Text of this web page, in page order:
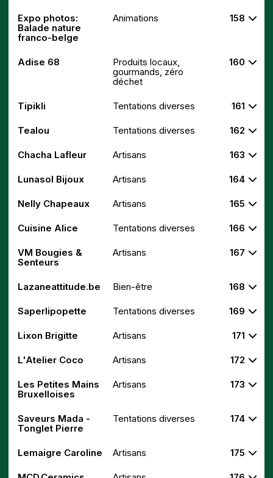
Expo photos:
Balade nature
franco-belge
Animations 158
Adise 68
Produits locaux,
gourmands, zéro
déchet
160
Tipikli Tentations diverses 161
Tealou Tentations diverses 162
Chacha Lafleur Artisans 163
Lunasol Bijoux Artisans 164
Nelly Chapeaux Artisans 165
Cuisine Alice Tentations diverses 166
VM Bougies &
Senteurs
Artisans 167
Lazaneattitude.be Bien-être 168
Saperlipopette Tentations diverses 169
Lixon Brigitte Artisans 171
L'Atelier Coco Artisans 172
Les Petites Mains
Bruxelloises
Artisans 173
Saveurs Mada -
Tonglet Pierre
Tentations diverses 174
Lemaigre Caroline Artisans 175